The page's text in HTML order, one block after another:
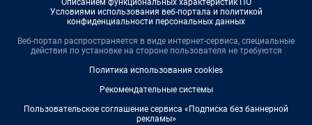
Описанием функциональных характеристик ПО
Условиями использования веб-портала и политикой
конфиденциальности персональных данных
Веб-портал распространяется в виде интернет-сервиса, специальные
действия по установке на стороне пользователя не требуются
Политика использования cookies
Рекомендательные системы
Пользовательское соглашение сервиса «Подписка без баннерной
рекламы»